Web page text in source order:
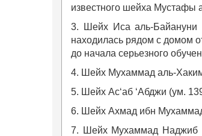
известного шейха Мустафы
3. Шейх Иса аль-Байануни
находилась рядом с домом
до начала серьезного
4. Шейх Мухаммад аль-
5. Шейх Ас‘аб ‘Абджи (ум.
6. Шейх Ахмад ибн
7. Шейх Мухаммад Наджиб